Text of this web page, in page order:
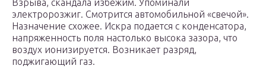
Взрыва, скандала избежим. Упоминали
электророзжиг. Смотрится автомобильной «свечой».
Назначение схожее. Искра подается с конденсатора,
напряженность поля настолько высока зазора, что
воздух ионизируется. Возникает разряд,
поджигающий газ.